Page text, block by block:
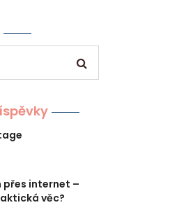
přes internet –
věc?